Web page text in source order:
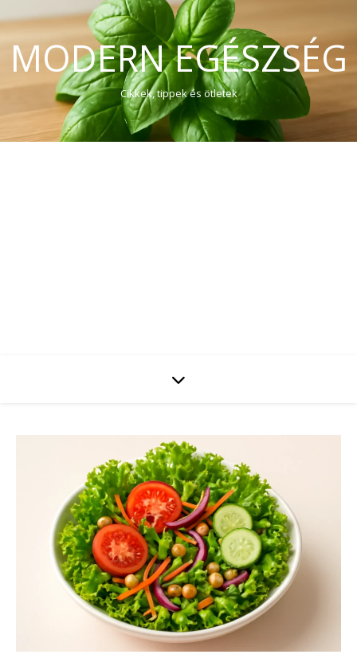
MODERN EGÉSZSÉG
Cikkek, tippek és ötletek